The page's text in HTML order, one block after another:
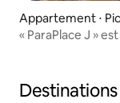
Appartement ⋅
« ParaPlace J »